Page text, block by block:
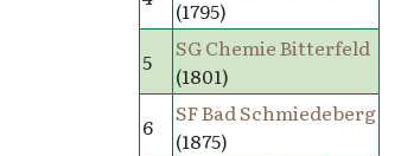
(1795)
5
SG Chemie Bitterfeld
(1801)
6
SF Bad Schmiedeberg
(1875)